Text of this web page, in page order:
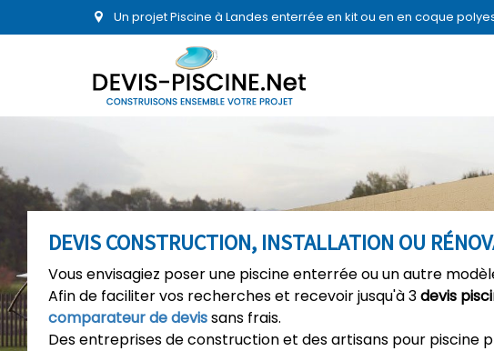
Un projet Piscine à Landes enterrée en kit ou en en coque
DEVIS CONSTRUCTION, INSTALLATION OU
Vous envisagiez poser une piscine enterrée ou un autre
Afin de faciliter vos recherches et recevoir jusqu'à 3devis
comparateur de devissans frais.
Des entreprises de construction et des artisans pour piscine